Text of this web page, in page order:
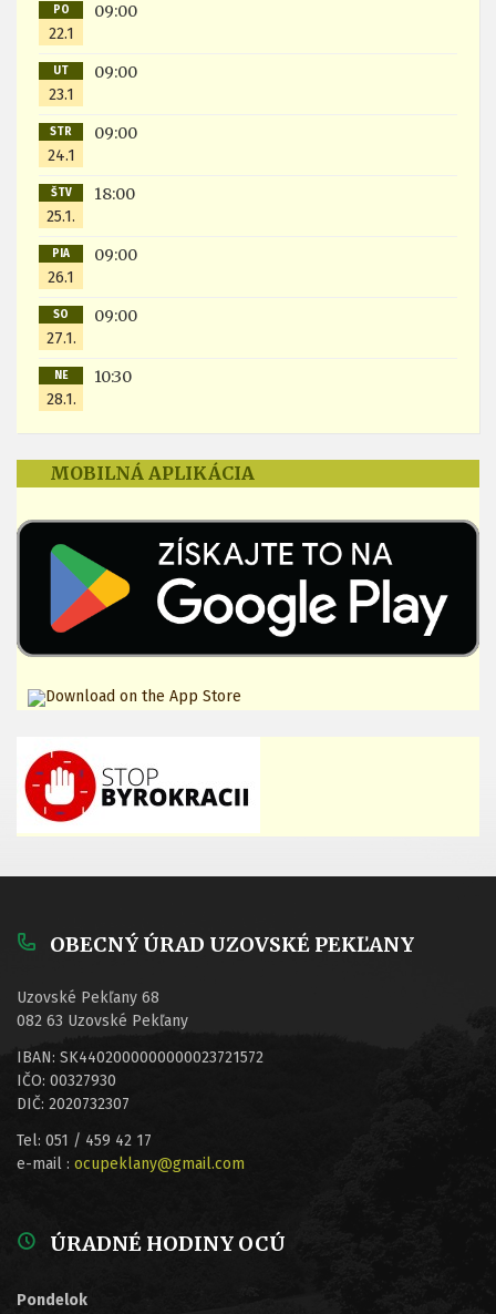
PO
22.1
09:00
UT
23.1
09:00
STR
24.1
09:00
ŠTV
25.1.
18:00
PIA
26.1
09:00
SO
27.1.
09:00
NE
28.1.
10:30
MOBILNÁ APLIKÁCIA
OBECNÝ ÚRAD UZOVSKÉ PEKĽANY
Uzovské Pekľany 68
082 63 Uzovské Pekľany
IBAN: SK4402000000000023721572
IČO: 00327930
DIČ: 2020732307
Tel: 051 / 459 42 17
e-mail : ocupeklany@gmail.com
ÚRADNÉ HODINY OCÚ
Pondelok